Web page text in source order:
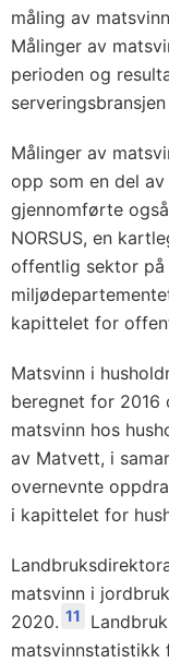
måling av
Målinger av
perioden og
Målinger av
opp som en del
gjennomførte
NORSUS, en
offentlig sektor
kapittelet for
Matsvinn i
beregnet for 2016
matsvinn hos
av Matvett, i
overnevnte
i kapittelet for
matsvinn i
2020. 11
matsvinnstatistikk